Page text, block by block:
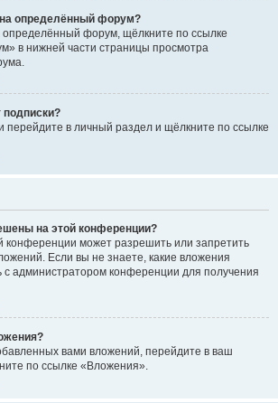
определённый форум?
определённый форум, щёлкните по ссылке
в нижней части страницы просмотра
подписки?
перейдите в личный раздел и щёлкните по ссылке
на этой конференции?
конференции может разрешить или запретить
Если вы не знаете, какие вложения
администратором конференции для получения
вами вложений, перейдите в ваш
по ссылке «Вложения».